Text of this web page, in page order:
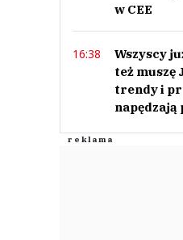
w CEE
16:38
Wszyscy
też muszę
trendy i
napędzają